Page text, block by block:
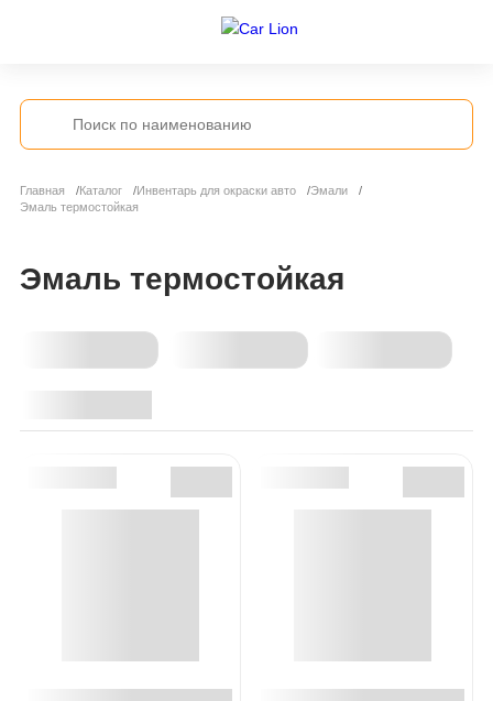
Главная Каталог Инвентарь для окраски авто
Эмали
Эмаль термостойкая
Эмаль термостойкая